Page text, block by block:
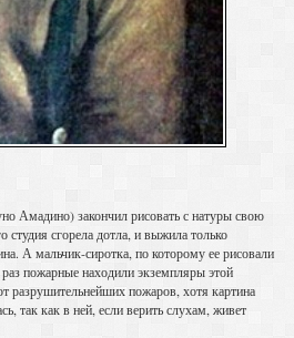
Амадино) закончил рисовать с натуры свою
сгорела дотла, и выжила только
А мальчик-сиротка, по которому ее рисовали
пожарные находили экземпляры этой
разрушительнейших пожаров, хотя картина
так как в ней, если верить слухам, живет